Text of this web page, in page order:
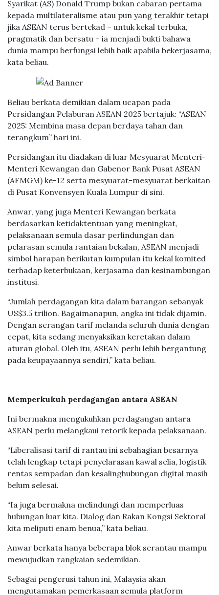
Syarikat (AS) Donald Trump bukan cabaran pertama
kepada multilateralisme atau pun yang terakhir tetapi
jika ASEAN terus bertekad – untuk kekal terbuka,
pragmatik dan bersatu – ia menjadi bukti bahawa
dunia mampu berfungsi lebih baik apabila bekerjasama,
kata beliau.
Beliau berkata demikian dalam ucapan pada
Persidangan Pelaburan ASEAN 2025 bertajuk: “ASEAN
2025: Membina masa depan berdaya tahan dan
terangkum” hari ini.
Persidangan itu diadakan di luar Mesyuarat Menteri-
Menteri Kewangan dan Gabenor Bank Pusat ASEAN
(AFMGM) ke-12 serta mesyuarat-mesyuarat berkaitan
di Pusat Konvensyen Kuala Lumpur di sini.
Anwar, yang juga Menteri Kewangan berkata
berdasarkan ketidaktentuan yang meningkat,
pelaksanaan semula dasar perlindungan dan
pelarasan semula rantaian bekalan, ASEAN menjadi
simbol harapan berikutan kumpulan itu kekal komited
terhadap keterbukaan, kerjasama dan kesinambungan
institusi.
“Jumlah perdagangan kita dalam barangan sebanyak
US$3.5 trilion. Bagaimanapun, angka ini tidak dijamin.
Dengan serangan tarif melanda seluruh dunia dengan
cepat, kita sedang menyaksikan keretakan dalam
aturan global. Oleh itu, ASEAN perlu lebih bergantung
pada keupayaannya sendiri,” kata beliau.
Memperkukuh perdagangan antara ASEAN
Ini bermakna mengukuhkan perdagangan antara
ASEAN perlu melangkaui retorik kepada pelaksanaan.
“Liberalisasi tarif di rantau ini sebahagian besarnya
telah lengkap tetapi penyelarasan kawal selia, logistik
rentas sempadan dan kesalinghubungan digital masih
belum selesai.
“Ia juga bermakna melindungi dan memperluas
hubungan luar kita. Dialog dan Rakan Kongsi Sektoral
kita meliputi enam benua,” kata beliau.
Anwar berkata hanya beberapa blok serantau mampu
mewujudkan rangkaian sedemikian.
Sebagai pengerusi tahun ini, Malaysia akan
mengutamakan pemerkasaan semula platform